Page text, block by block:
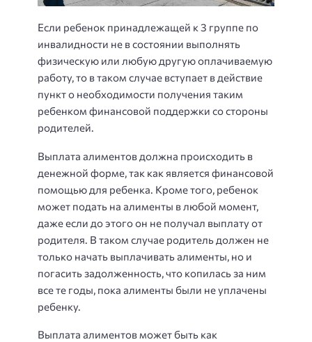
Если ребенок принадлежащей к 3 группе по
инвалидности не в состоянии выполнять
физическую или любую другую оплачиваемую
работу, то в таком случае вступает в действие
пункт о необходимости получения таким
ребенком финансовой поддержки со стороны
родителей.
Выплата алиментов должна происходить в
денежной форме, так как является финансовой
помощью для ребенка. Кроме того, ребенок
может подать на алименты в любой момент,
даже если до этого он не получал выплату от
родителя. В таком случае родитель должен не
только начать выплачивать алименты, но и
погасить задолженность, что копилась за ним
все те годы, пока алименты были не уплачены
ребенку.
Выплата алиментов может быть как